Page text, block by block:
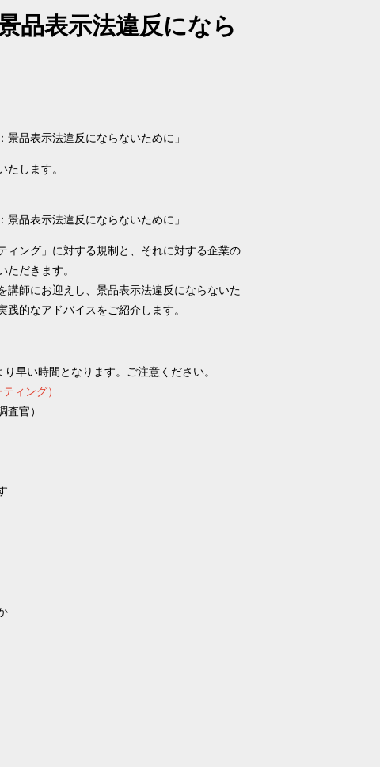
品表示法違反になら
景品表示法違反にならないために」
します。
景品表示法違反にならないために」
ィング」に対する規制と、それに対する企業の
だきます。
師にお迎えし、景品表示法違反にならないた
的なアドバイスをご紹介します。
早い時間となります。ご注意ください。
ィング）
官）